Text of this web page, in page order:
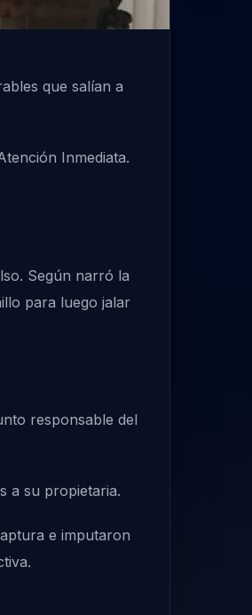
que salían a
Inmediata.
Según narró la
para luego jalar
responsable del
a su propietaria.
e imputaron